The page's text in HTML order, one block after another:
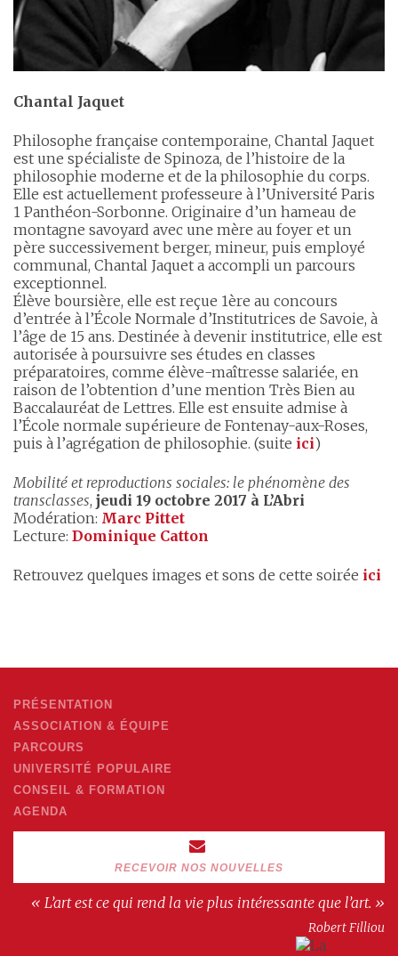
Chantal Jaquet
Philosophe française contemporaine, Chantal Jaquet
est une spécialiste de Spinoza, de l’histoire de la
philosophie moderne et de la philosophie du corps.
Elle est actuellement professeure à l’Université Paris
1 Panthéon-Sorbonne. Originaire d’un hameau de
montagne savoyard avec une mère au foyer et un
père successivement berger, mineur, puis employé
communal, Chantal Jaquet a accompli un parcours
exceptionnel.
Élève boursière, elle est reçue 1ère au concours
d’entrée à l’École Normale d’Institutrices de Savoie, à
l’âge de 15 ans. Destinée à devenir institutrice, elle est
autorisée à poursuivre ses études en classes
préparatoires, comme élève-maîtresse salariée, en
raison de l’obtention d’une mention Très Bien au
Baccalauréat de Lettres. Elle est ensuite admise à
l’École normale supérieure de Fontenay-aux-Roses,
puis à l’agrégation de philosophie. (suite ici)
Mobilité et reproductions sociales: le phénomène des
transclasses, jeudi 19 octobre 2017 à L’Abri
Modération: Marc Pittet
Lecture: Dominique Catton
Retrouvez quelques images et sons de cette soirée ici
PRÉSENTATION
ASSOCIATION & ÉQUIPE
PARCOURS
UNIVERSITÉ POPULAIRE
CONSEIL & FORMATION
AGENDA
RECEVOIR NOS NOUVELLES
« L’art est ce qui rend la vie plus intéressante que l’art. »
Robert Filliou